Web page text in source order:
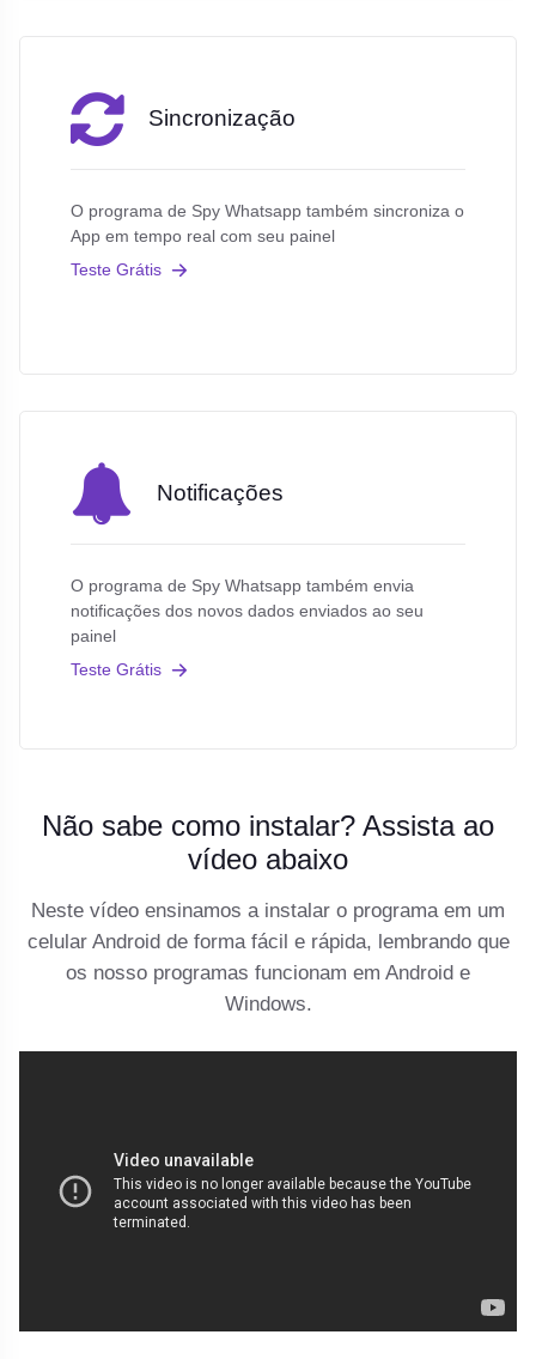
Sincronização
O programa de Spy Whatsapp também sincroniza o
App em tempo real com seu painel
Teste Grátis
Notificações
O programa de Spy Whatsapp também envia
notificações dos novos dados enviados ao seu
painel
Teste Grátis
Não sabe como instalar? Assista ao
vídeo abaixo
Neste vídeo ensinamos a instalar o programa em um
celular Android de forma fácil e rápida, lembrando que
os nosso programas funcionam em Android e
Windows.